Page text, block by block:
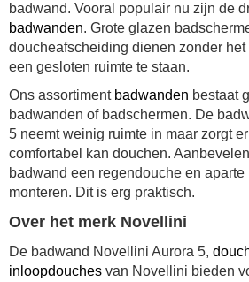
badwand. Vooral populair nu zijn de
badwanden. Grote glazen
doucheafscheiding dienen zonder
een gesloten ruimte te staan.
Ons assortiment badwanden bestaat
badwanden of badschermen. De
5 neemt weinig ruimte in maar zorgt
comfortabel kan douchen.
badwand een regendouche en
monteren. Dit is erg praktisch.
Over het merk Novellini
De badwand Novellini Aurora 5,
inloopdouches van Novellini bieden